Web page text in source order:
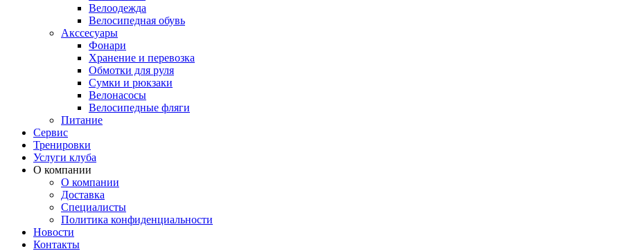
Велоодежда
Велосипедная обувь
Акссесуары
Фонари
Хранение и перевозка
Обмотки для руля
Сумки и рюкзаки
Велонасосы
Велосипедные фляги
Питание
Сервис
Тренировки
Услуги клуба
О компании
О компании
Доставка
Специалисты
Политика конфиденциальности
Новости
Контакты